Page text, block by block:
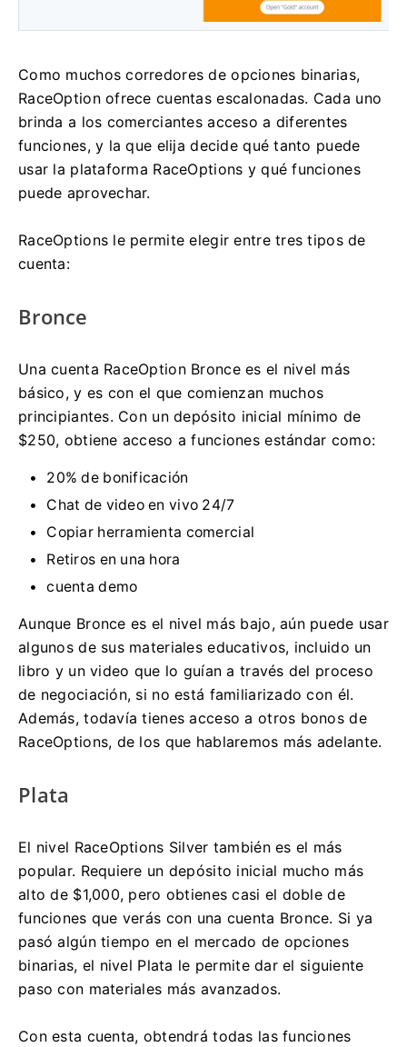
Como muchos corredores de opciones binarias,
RaceOption ofrece cuentas escalonadas. Cada uno
brinda a los comerciantes acceso a diferentes
funciones, y la que elija decide qué tanto puede
usar la plataforma RaceOptions y qué funciones
puede aprovechar.
RaceOptions le permite elegir entre tres tipos de
cuenta:
Bronce
Una cuenta RaceOption Bronce es el nivel más
básico, y es con el que comienzan muchos
principiantes. Con un depósito inicial mínimo de
$250, obtiene acceso a funciones estándar como:
20% de bonificación
Chat de video en vivo 24/7
Copiar herramienta comercial
Retiros en una hora
cuenta demo
Aunque Bronce es el nivel más bajo, aún puede usar
algunos de sus materiales educativos, incluido un
libro y un video que lo guían a través del proceso
de negociación, si no está familiarizado con él.
Además, todavía tienes acceso a otros bonos de
RaceOptions, de los que hablaremos más adelante.
Plata
El nivel RaceOptions Silver también es el más
popular. Requiere un depósito inicial mucho más
alto de $1,000, pero obtienes casi el doble de
funciones que verás con una cuenta Bronce. Si ya
pasó algún tiempo en el mercado de opciones
binarias, el nivel Plata le permite dar el siguiente
paso con materiales más avanzados.
Con esta cuenta, obtendrá todas las funciones